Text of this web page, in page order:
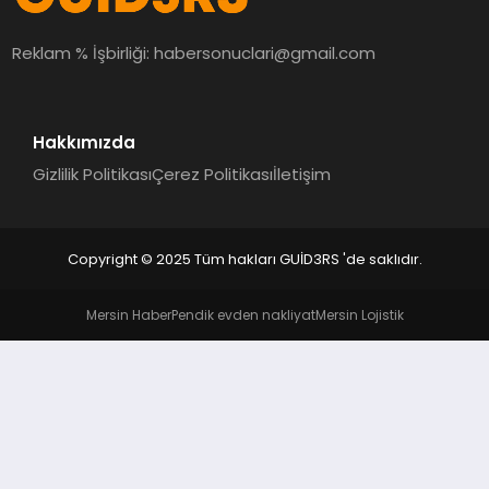
MAGAZIN
Reklam % İşbirliği:habersonuclari@gmail.com
Hakkımızda
Gizlilik PolitikasıÇerez Politikasıİletişim
Copyright © 2025 Tüm hakları GUİD3RS 'de saklıdır.
Mersin HaberPendik evden nakliyatMersin Lojistik